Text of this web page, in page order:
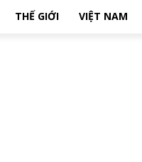
THẾ GIỚI VIỆT NAM